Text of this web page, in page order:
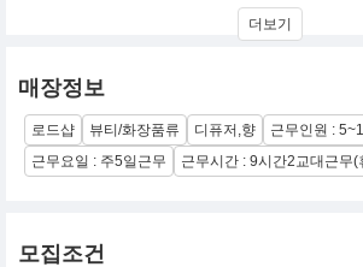
아름다워질 수 있는 향을 연구하고 있습니다.
하루하루 지쳐가는 삶 속 향으로 행복을 기억
하고자 합니다.
주인공이 되고픈 향, 기억을 불러오는 향,
사랑하는 사람과의 설렘을 줄 수 있는
더보기
매장정보
로드샵 뷰티/화장품류 디퓨저,향
근무인원 :
근무요일 : 주5일근무
근무시간 : 9시간2교대근무
모집조건